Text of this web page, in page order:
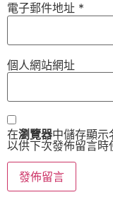
電子郵件地址 *
個人網站網址
在瀏覽器中儲存顯示
以供下次發佈留言時